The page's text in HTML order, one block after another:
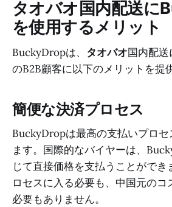
タオバオ国内配送に
を使用するメリット
BuckyDropは、 タオバオ国内配
のB2B顧客に以下のメリットを提
簡便な決済プロセス
BuckyDropは最高の支払いプロセ
ます。国際的なバイヤーは、
じて直接価格を支払うことがで
ロセスに入る必要も、中国元のコ
必要もありません。